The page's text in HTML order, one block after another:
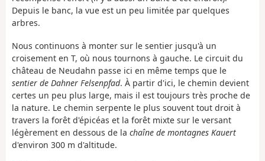
Depuis le banc, la vue est un peu limitée par quelques
arbres.
Nous continuons à monter sur le sentier jusqu'à un
croisement en T, où nous tournons à gauche. Le circuit du
château de Neudahn passe ici en même temps que le
sentier de Dahner Felsenpfad. À partir d'ici, le chemin devient
certes un peu plus large, mais il est toujours très proche de
la nature. Le chemin serpente le plus souvent tout droit à
travers la forêt d'épicéas et la forêt mixte sur le versant
légèrement en dessous de la chaîne de montagnes Kauert
d'environ 300 m d'altitude.